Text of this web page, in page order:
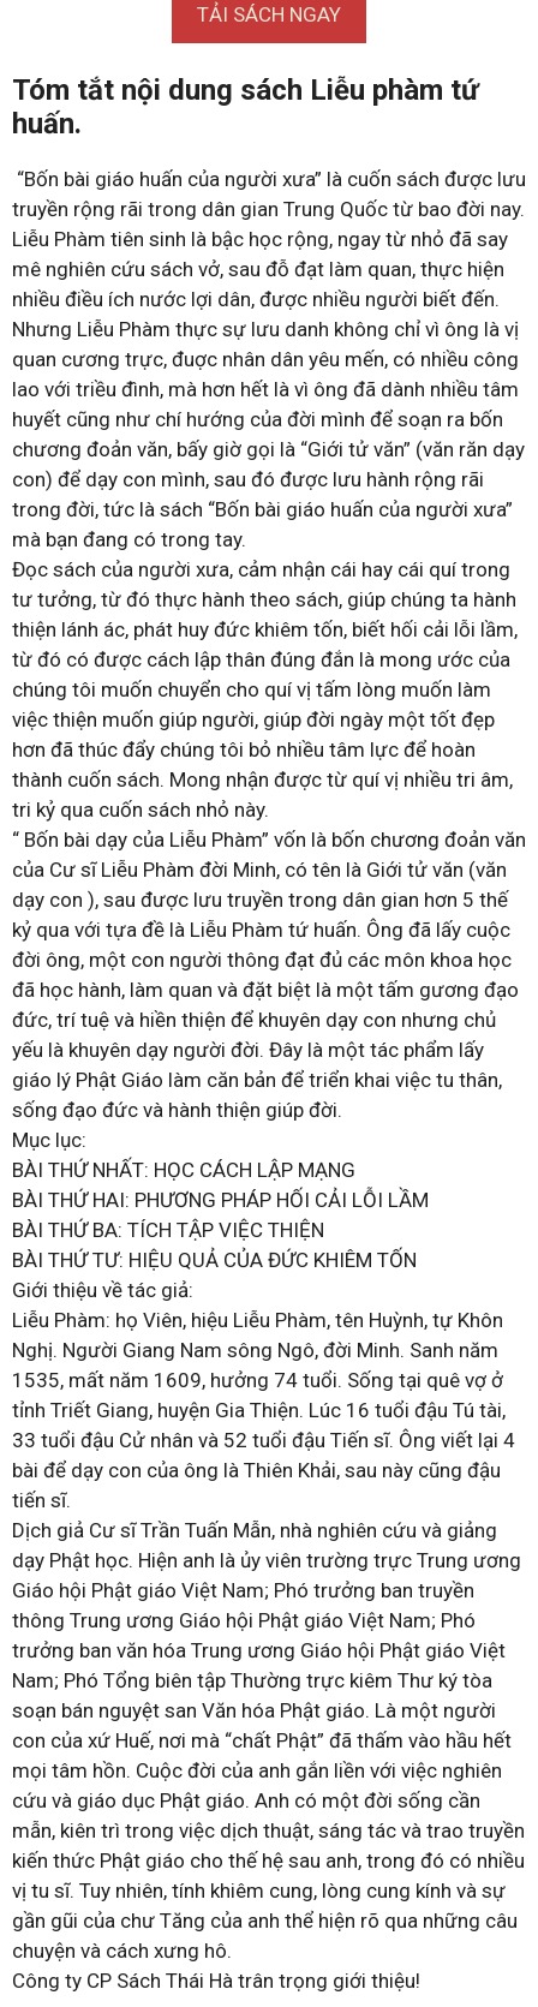
TẢI SÁCH NGAY
Tóm tắt nội dung sách Liễu phàm tứ
huấn.
“Bốn bài giáo huấn của người xưa” là cuốn sách được lưu
truyền rộng rãi trong dân gian Trung Quốc từ bao đời nay.
Liễu Phàm tiên sinh là bậc học rộng, ngay từ nhỏ đã say
mê nghiên cứu sách vở, sau đỗ đạt làm quan, thực hiện
nhiều điều ích nước lợi dân, được nhiều người biết đến.
Nhưng Liễu Phàm thực sự lưu danh không chỉ vì ông là vị
quan cương trực, đuợc nhân dân yêu mến, có nhiều công
lao với triều đình, mà hơn hết là vì ông đã dành nhiều tâm
huyết cũng như chí hướng của đời mình để soạn ra bốn
chương đoản văn, bấy giờ gọi là “Giới tử văn” (văn răn dạy
con) để dạy con mình, sau đó được lưu hành rộng rãi
trong đời, tức là sách “Bốn bài giáo huấn của người xưa”
mà bạn đang có trong tay.
Đọc sách của người xưa, cảm nhận cái hay cái quí trong
tư tưởng, từ đó thực hành theo sách, giúp chúng ta hành
thiện lánh ác, phát huy đức khiêm tốn, biết hối cải lỗi lầm,
từ đó có được cách lập thân đúng đắn là mong ước của
chúng tôi muốn chuyển cho quí vị tấm lòng muốn làm
việc thiện muốn giúp người, giúp đời ngày một tốt đẹp
hơn đã thúc đẩy chúng tôi bỏ nhiều tâm lực để hoàn
thành cuốn sách. Mong nhận được từ quí vị nhiều tri âm,
tri kỷ qua cuốn sách nhỏ này.
“ Bốn bài dạy của Liễu Phàm” vốn là bốn chương đoản văn
của Cư sĩ Liễu Phàm đời Minh, có tên là Giới tử văn (văn
dạy con ), sau được lưu truyền trong dân gian hơn 5 thế
kỷ qua với tựa đề là Liễu Phàm tứ huấn. Ông đã lấy cuộc
đời ông, một con người thông đạt đủ các môn khoa học
đã học hành, làm quan và đặt biệt là một tấm gương đạo
đức, trí tuệ và hiền thiện để khuyên dạy con nhưng chủ
yếu là khuyên dạy người đời. Đây là một tác phẩm lấy
giáo lý Phật Giáo làm căn bản để triển khai việc tu thân,
sống đạo đức và hành thiện giúp đời.
Mục lục:
BÀI THỨ NHẤT: HỌC CÁCH LẬP MẠNG
BÀI THỨ HAI: PHƯƠNG PHÁP HỐI CẢI LỖI LẦM
BÀI THỨ BA: TÍCH TẬP VIỆC THIỆN
BÀI THỨ TƯ: HIỆU QUẢ CỦA ĐỨC KHIÊM TỐN
Giới thiệu về tác giả:
Liễu Phàm: họ Viên, hiệu Liễu Phàm, tên Huỳnh, tự Khôn
Nghị. Người Giang Nam sông Ngô, đời Minh. Sanh năm
1535, mất năm 1609, hưởng 74 tuổi. Sống tại quê vợ ở
tỉnh Triết Giang, huyện Gia Thiện. Lúc 16 tuổi đậu Tú tài,
33 tuổi đậu Cử nhân và 52 tuổi đậu Tiến sĩ. Ông viết lại 4
bài để dạy con của ông là Thiên Khải, sau này cũng đậu
tiến sĩ.
Dịch giả Cư sĩ Trần Tuấn Mẫn, nhà nghiên cứu và giảng
dạy Phật học. Hiện anh là ủy viên trường trực Trung ương
Giáo hội Phật giáo Việt Nam; Phó trưởng ban truyền
thông Trung ương Giáo hội Phật giáo Việt Nam; Phó
trưởng ban văn hóa Trung ương Giáo hội Phật giáo Việt
Nam; Phó Tổng biên tập Thường trực kiêm Thư ký tòa
soạn bán nguyệt san Văn hóa Phật giáo. Là một người
con của xứ Huế, nơi mà “chất Phật” đã thấm vào hầu hết
mọi tâm hồn. Cuộc đời của anh gắn liền với việc nghiên
cứu và giáo dục Phật giáo. Anh có một đời sống cần
mẫn, kiên trì trong việc dịch thuật, sáng tác và trao truyền
kiến thức Phật giáo cho thế hệ sau anh, trong đó có nhiều
vị tu sĩ. Tuy nhiên, tính khiêm cung, lòng cung kính và sự
gần gũi của chư Tăng của anh thể hiện rõ qua những câu
chuyện và cách xưng hô.
Công ty CP Sách Thái Hà trân trọng giới thiệu!